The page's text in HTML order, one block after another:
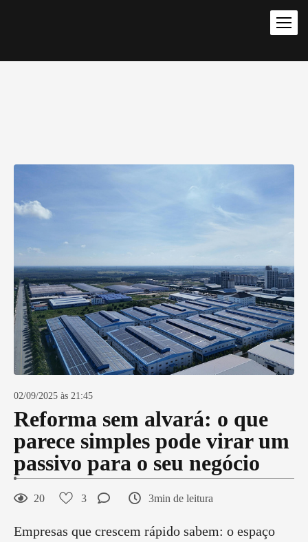
02/09/2025 às 21:45
Reforma sem alvará: o que
parece simples pode virar um
passivo para o seu negócio
20 3 3min de leitura
Empresas que crescem rápido sabem: o espaço